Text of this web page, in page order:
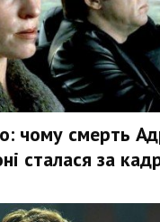
чому смерть
сталася за